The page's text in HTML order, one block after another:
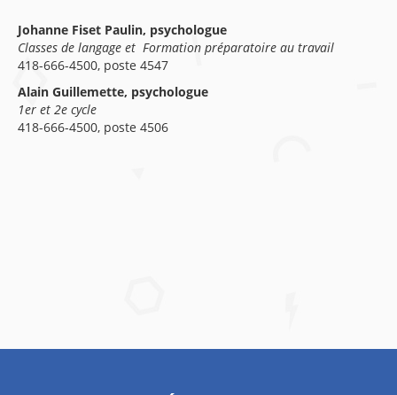
Johanne Fiset Paulin, psychologue
Classes de langage et Formation préparatoire au travail
418-666-4500, poste 4547
Alain Guillemette, psychologue
1er et 2e cycle
418-666-4500, poste 4506